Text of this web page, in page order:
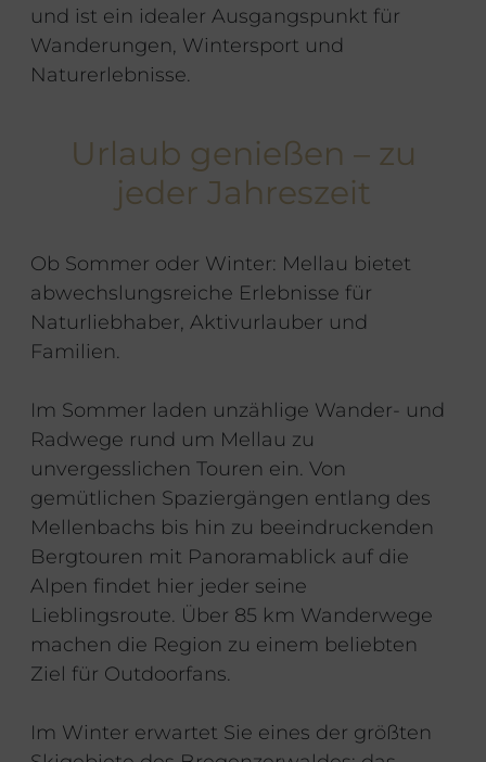
und ist ein idealer Ausgangspunkt für
Wanderungen, Wintersport und
Naturerlebnisse.
Urlaub genießen – zu
jeder Jahreszeit
Ob Sommer oder Winter: Mellau bietet
abwechslungsreiche Erlebnisse für
Naturliebhaber, Aktivurlauber und
Familien.
Im Sommer laden unzählige Wander- und
Radwege rund um Mellau zu
unvergesslichen Touren ein. Von
gemütlichen Spaziergängen entlang des
Mellenbachs bis hin zu beeindruckenden
Bergtouren mit Panoramablick auf die
Alpen findet hier jeder seine
Lieblingsroute. Über 85 km Wanderwege
machen die Region zu einem beliebten
Ziel für Outdoorfans.
Im Winter erwartet Sie eines der größten